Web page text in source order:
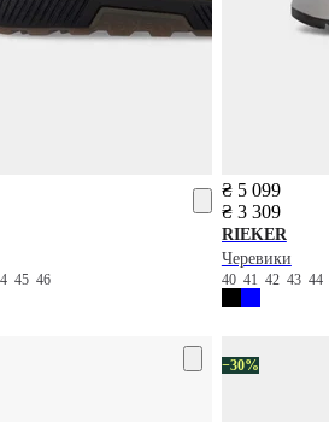
4546
₴ 5 099
₴ 3 309
RIEKER
Черевики
40 41 42 43 44
−30%